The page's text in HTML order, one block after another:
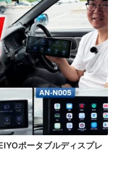
ポータブルディスプレ